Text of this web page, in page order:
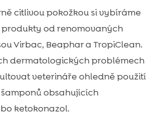
citlivou pokožkou si vybíráme
od renomovaných
Virbac, Beaphar a TropiClean.
dermatologických problémech
veterináře ohledně použití
obsahujících
ketokonazol.